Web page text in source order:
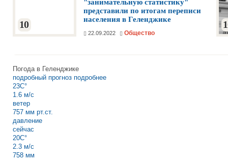
10
"занимательную статистику"
представили по итогам переписи
населения в Геленджике
22.09.2022 Общество
Погода в Геленджике
подробный прогноз подробнее
23C°
1.6 м/с
ветер
757 мм рт.ст.
давление
сейчас
20C°
2.3 м/с
758 мм